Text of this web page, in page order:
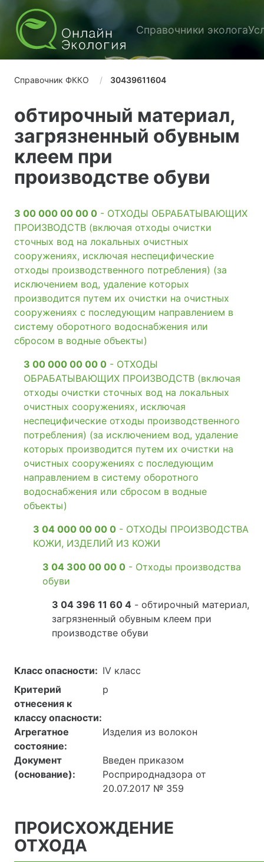
Справочники эколога
Справочник ФККО 30439611604
обтирочный материал,
загрязненный обувным
клеем при
производстве обуви
3 00 000 00 00 0 - ОТХОДЫ ОБРАБАТЫВАЮЩИХ
ПРОИЗВОДСТВ (включая отходы очистки
сточных вод на локальных очистных
сооружениях, исключая неспецифические
отходы производственного потребления) (за
исключением вод, удаление которых
производится путем их очистки на очистных
сооружениях с последующим направлением в
систему оборотного водоснабжения или
сбросом в водные объекты)
3 00 000 00 00 0 - ОТХОДЫ
ОБРАБАТЫВАЮЩИХ ПРОИЗВОДСТВ (включая
отходы очистки сточных вод на локальных
очистных сооружениях, исключая
неспецифические отходы производственного
потребления) (за исключением вод, удаление
которых производится путем их очистки на
очистных сооружениях с последующим
направлением в систему оборотного
водоснабжения или сбросом в водные
объекты)
3 04 000 00 00 0 - ОТХОДЫ ПРОИЗВОДСТВА
КОЖИ, ИЗДЕЛИЙ ИЗ КОЖИ
3 04 300 00 00 0 - Отходы производства
обуви
3 04 396 11 60 4 - обтирочный материал,
загрязненный обувным клеем при
производстве обуви
Класс опасности: IV класс
Критерий
отнесения к
классу опасности:
р
Агрегатное
состояние:
Изделия из волокон
Документ
(основание):
Введен приказом
Росприроднадзора от
20.07.2017 № 359
ПРОИСХОЖДЕНИЕ
ОТХОДА